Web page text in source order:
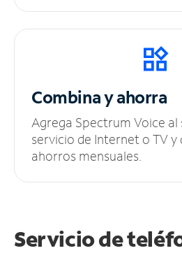
Combina y ahorra
Agrega Spectrum Voice
servicio de Internet o TV
ahorros mensuales.
Servicio de